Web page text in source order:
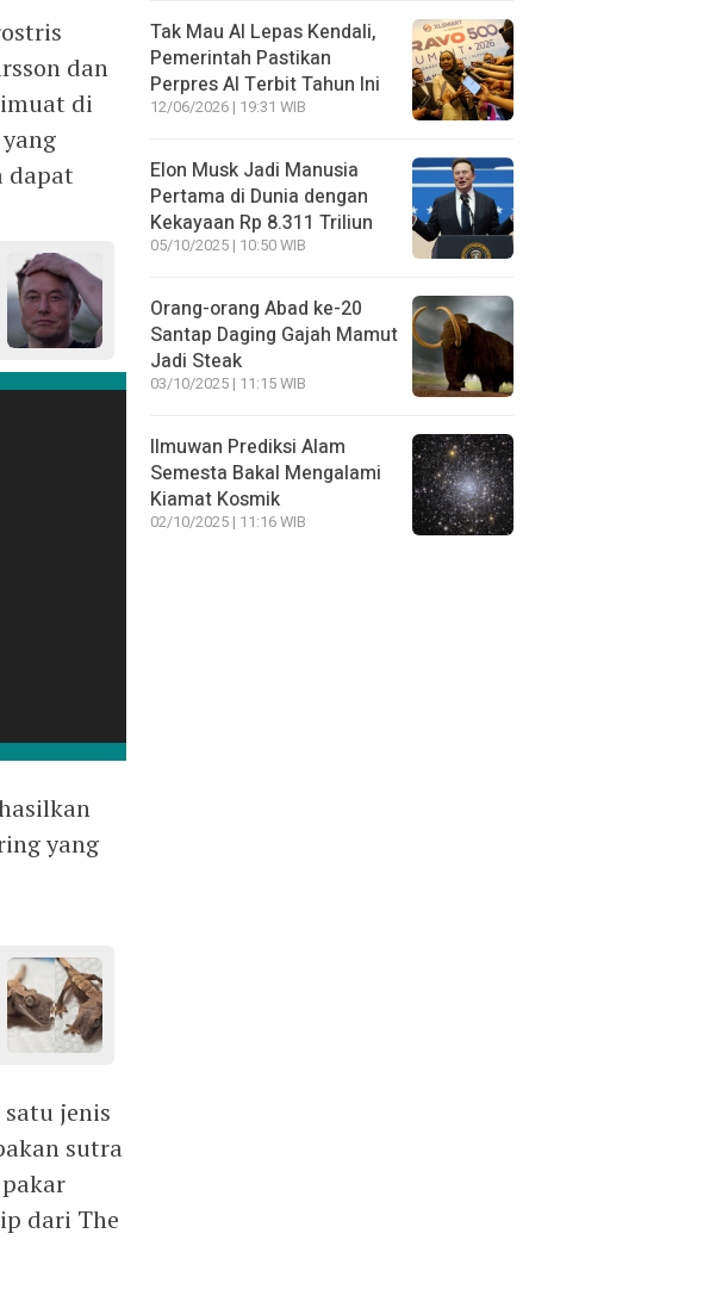
dan
di
dapat
yang
jenis
sutra
dari The
Tak Mau AI Lepas Kendali,
Pemerintah Pastikan
Perpres AI Terbit Tahun Ini
12/06/2026 | 19:31 WIB
Elon Musk Jadi Manusia
Pertama di Dunia dengan
Kekayaan Rp 8.311 Triliun
05/10/2025 | 10:50 WIB
Orang-orang Abad ke-20
Santap Daging Gajah Mamut
Jadi Steak
03/10/2025 | 11:15 WIB
Ilmuwan Prediksi Alam
Semesta Bakal Mengalami
Kiamat Kosmik
02/10/2025 | 11:16 WIB